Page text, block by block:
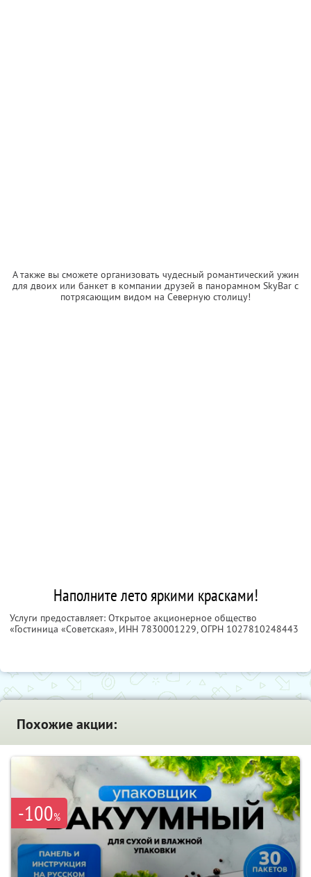
А также вы сможете организовать чудесный романтический ужин
для двоих или банкет в компании друзей в панорамном SkyBаr с
потрясающим видом на Северную столицу!
Наполните лето яркими красками!
Услуги предоставляет: Открытое акционерное общество
«Гостиница «Советская», ИНН 7830001229, ОГРН 1027810248443
Похожие акции:
-100%